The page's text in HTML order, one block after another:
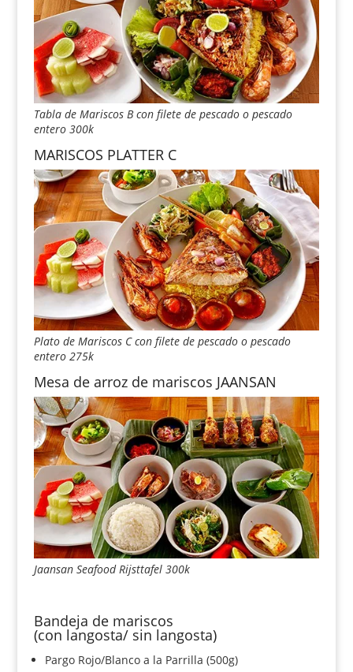
Tabla de Mariscos B con filete de pescado o pescado
entero 300k
MARISCOS PLATTER C
Plato de Mariscos C con filete de pescado o pescado
entero 275k
Mesa de arroz de mariscos JAANSAN
Jaansan Seafood Rijsttafel 300k
Bandeja de mariscos
(con langosta/ sin langosta)
Pargo Rojo/Blanco a la Parrilla (500g)